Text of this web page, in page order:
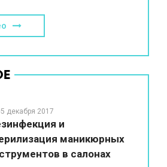
декабря 2017
и
маникюрных
в салонах